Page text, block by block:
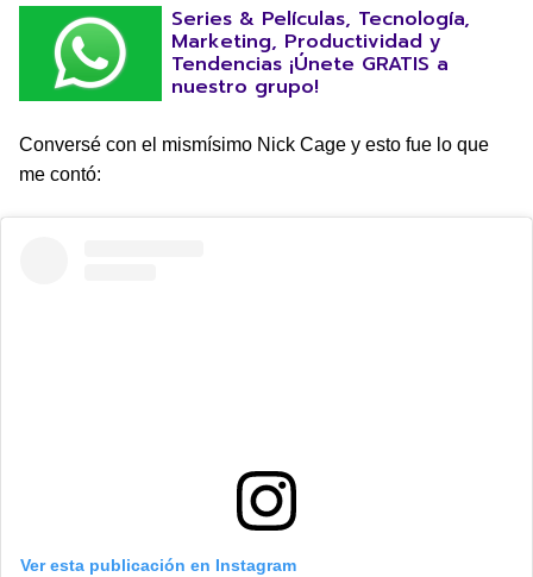
Series & Películas, Tecnología,
Marketing, Productividad y
Tendencias ¡Únete GRATIS a
nuestro grupo!
Conversé con el mismísimo Nick Cage y esto fue lo que
me contó:
Ver esta publicación en Instagram